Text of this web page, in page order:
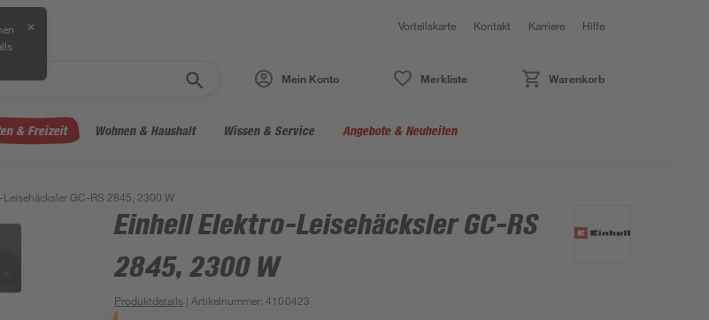
✕ Vorteilskarte Kontakt Karriere Hilfe
Mein Konto Merkliste Warenkorb
& Freizeit Wohnen & Haushalt Wissen & Service Angebote & Neuheiten
Leisehäcksler GC-RS 2845, 2300 W
Einhell Elektro-Leisehäcksler GC-RS
2845, 2300 W
Produktdetails | Artikelnummer:4100423